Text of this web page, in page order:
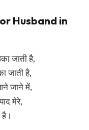
Husband in
जाती है,
जाती है,
जाने में,
मेरे,